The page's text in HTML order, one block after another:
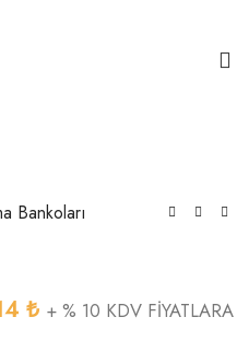
Bankoları
₺ + % 10 KDV FİYATLARA